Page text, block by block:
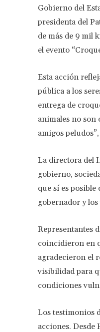
Gobierno del
presidenta del
de más de 9 mil
el evento
Esta acción
pública a los
entrega de
animales no son
amigos
La directora del
gobierno,
que sí es
gobernador y
Representantes
coincidieron en
agradecieron el
visibilidad para
condiciones
Los testimonios
acciones.